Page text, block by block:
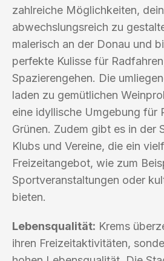
zahlreiche Möglichkeiten,
abwechslungsreich zu
malerisch an der Donau und
perfekte Kulisse für
Spazierengehen. Die
laden zu gemütlichen
eine idyllische Umgebung für
Grünen. Zudem gibt es in der
Klubs und Vereine, die ein
Freizeitangebot, wie zum
Sportveranstaltungen oder
bieten.
Lebensqualität: Krems
ihren Freizeitaktivitäten,